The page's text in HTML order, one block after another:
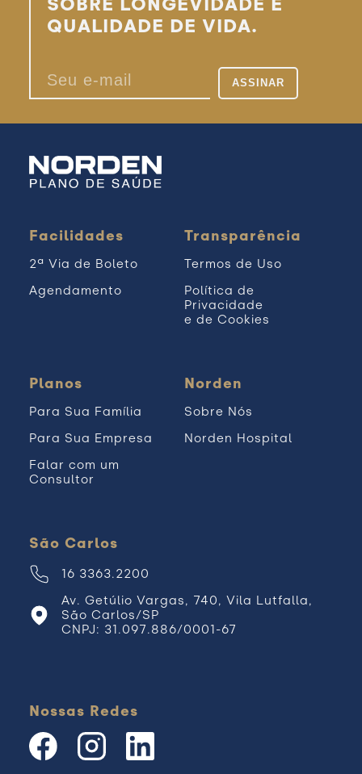
SOBRE LONGEVIDADE E
QUALIDADE DE VIDA.
Facilidades
2ª Via de Boleto
Agendamento
Transparência
Termos de Uso
Política de
Privacidade
e de Cookies
Planos
Para Sua Família
Para Sua Empresa
Falar com um
Consultor
Norden
Sobre Nós
Norden Hospital
São Carlos
16 3363.2200
Av. Getúlio Vargas, 740, Vila Lutfalla,
São Carlos/SP
CNPJ: 31.097.886/0001-67
Nossas Redes